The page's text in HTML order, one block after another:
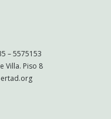
– 5575153
Villa. Piso 8